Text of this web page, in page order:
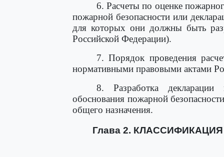
6. Расчеты по оценке
пожарной безопасности или
для которых они должны быть
Российской Федерации).
7. Порядок проведения
нормативными правовыми актами
8. Разработка декларации
обоснования пожарной
общего назначения.
Глава 2.